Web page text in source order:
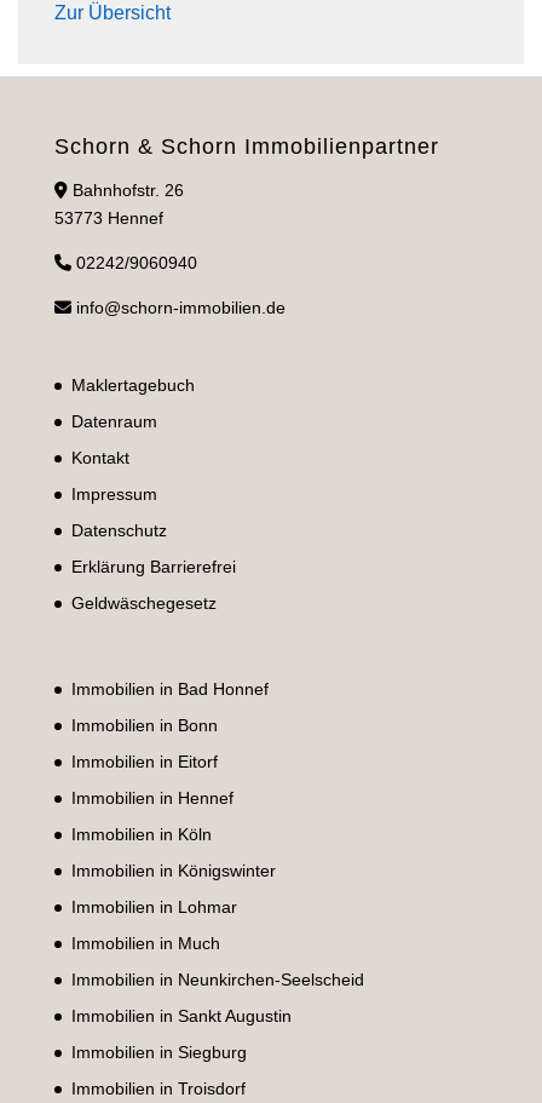
Zur Übersicht
Schorn & Schorn Immobilienpartner
Bahnhofstr. 26
53773 Hennef
02242/9060940
info@schorn-immobilien.de
Maklertagebuch
Datenraum
Kontakt
Impressum
Datenschutz
Erklärung Barrierefrei
Geldwäschegesetz
Immobilien in Bad Honnef
Immobilien in Bonn
Immobilien in Eitorf
Immobilien in Hennef
Immobilien in Köln
Immobilien in Königswinter
Immobilien in Lohmar
Immobilien in Much
Immobilien in Neunkirchen-Seelscheid
Immobilien in Sankt Augustin
Immobilien in Siegburg
Immobilien in Troisdorf